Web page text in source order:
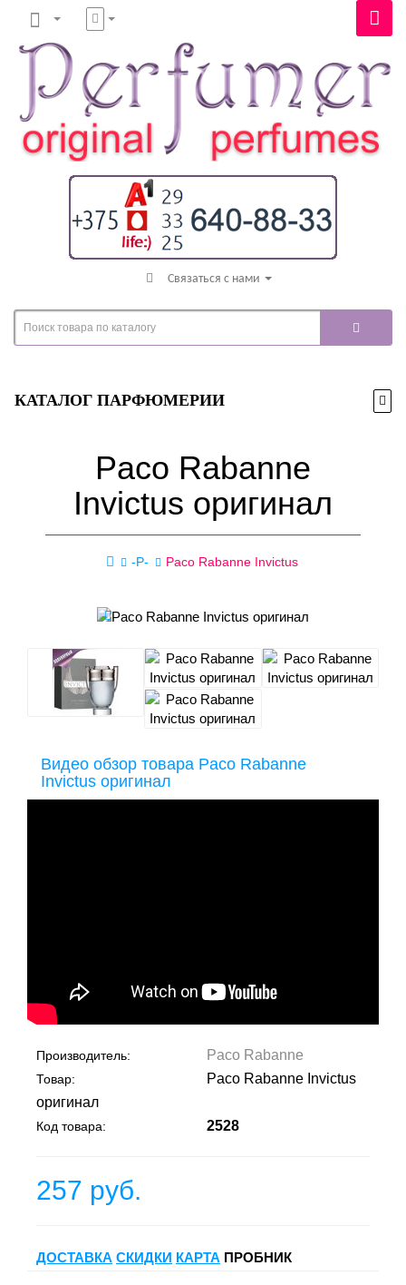
Связаться с нами
КАТАЛОГ ПАРФЮМЕРИИ
Paco Rabanne
Invictus оригинал
-P- Paco Rabanne Invictus
Видео обзор товара Paco Rabanne
Invictus оригинал
Производитель: Paco Rabanne
Товар:
Paco Rabanne Invictus
оригинал
Код товара: 2528
257 руб.
ДОСТАВКА СКИДКИ КАРТА ПРОБНИК